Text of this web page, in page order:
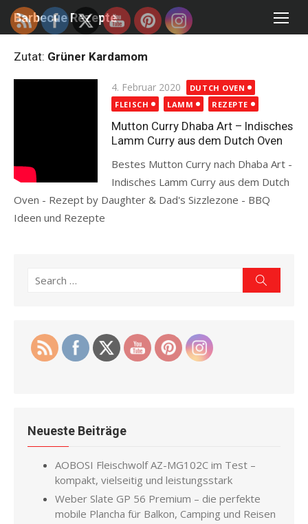
Skip
Barbecue Rezepte
Zutat: Grüner Kardamom
Posted
on
4. Februar 2020
DUTCH OVEN
FLEISCH
LAMM REZEPTE
Mutton Curry Dhaba Art – Indisches
Lamm Curry aus dem Dutch Oven
Bestes Mutton Curry nach Dhaba Art -
Indisches Lamm Curry aus dem Dutch
Oven - Rezept by Daughter & Dad's Sizzlezone - BBQ
Ideen und Rezepte
Search
Neueste Beiträge
AOBOSI Fleischwolf AZ-MG102C im Test –
kompakt, vielseitig und leistungsstark
Weber Slate GP 56 Premium – die perfekte
mobile Plancha für Balkon, Camping und Reisen